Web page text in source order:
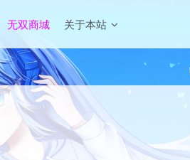
无双商城 关于本站